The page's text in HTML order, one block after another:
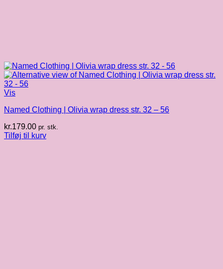
Vis
Named Clothing | Olivia wrap dress str. 32 – 56
kr.179.00 pr. stk.
Tilføj til kurv